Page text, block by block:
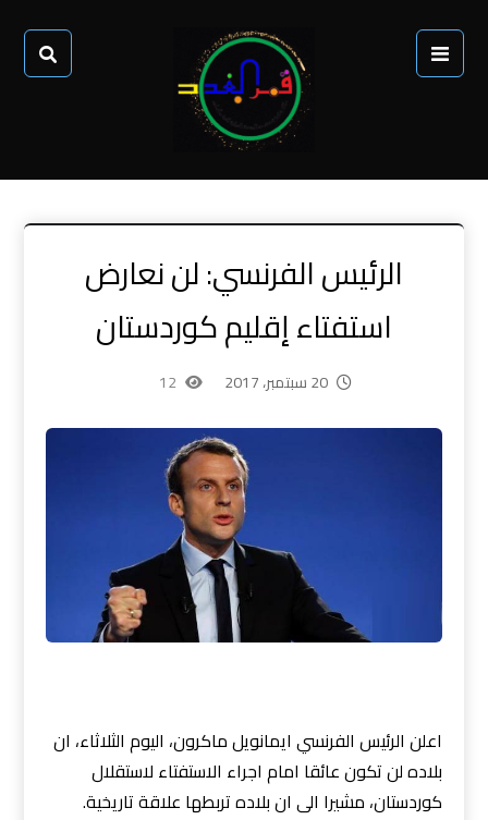
الرئيس الفرنسي: لن نعارض
استفتاء إقليم كوردستان
20 سبتمبر، 2017 12
اعلن الرئيس الفرنسي ايمانويل ماكرون، اليوم الثلاثاء، ان
بلاده لن تكون عائقا امام اجراء الاستفتاء لاستقلال
كوردستان، مشيرا الى ان بلاده تربطها علاقة تاريخية.